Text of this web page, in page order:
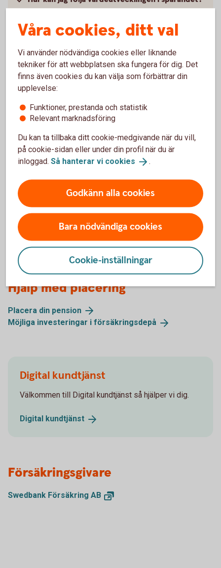
Hur ändrar jag mitt fond- och
värdepappersinnehav?
När kan jag ta ut pengarna?
Skaffa Pensionsförsäkring med
depå
Ring oss
Öppet vardagar 08.00-18.00. Stängt helger och röda
dagar.
Hjälp med placering
Placera din pension
Möjliga investeringar i försäkringsdepå
Digital kundtjänst
Välkommen till Digital kundtjänst så hjälper vi dig.
Digital kundtjänst
Försäkringsgivare
Swedbank Försäkring AB
Våra cookies, ditt val
Vi använder nödvändiga cookies eller liknande
tekniker för att webbplatsen ska fungera för dig. Det
finns även cookies du kan välja som förbättrar din
upplevelse:
Funktioner, prestanda och statistik
Relevant marknadsföring
Du kan ta tillbaka ditt cookie-medgivande när du vill,
på cookie-sidan eller under din profil när du är
inloggad. Så hanterar vi cookies .
Godkänn alla cookies
Bara nödvändiga cookies
Cookie-inställningar